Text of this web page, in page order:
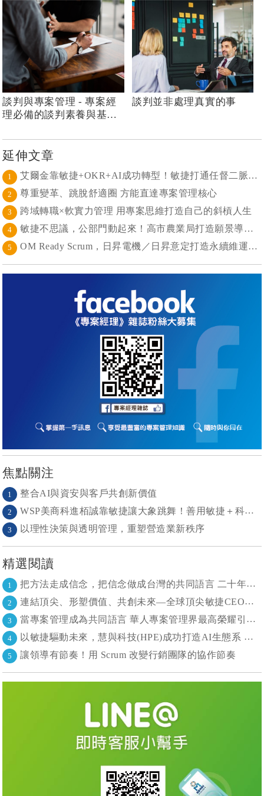
談判與專案管理 - 專案經
理必備的談判素養與基本
談判並非處理真實的事
延伸文章
1 艾爾金靠敏捷+OKR+AI成功轉型！敏捷打通任督二脈， 避免文化與流程「卡卡」導致溝通無效
2 尊重變革、跳脫舒適圈 方能直達專案管理核心
3 跨域轉職×軟實力管理 用專案思維打造自己的斜槓人生
4 敏捷不思議，公部門動起來！高市農業局打造願景導向的社區敏捷自組織
5 OM Ready Scrum，日昇電機／日昇意定打造永續維運新典範
焦點關注
1 整合AI與資安與客戶共創新價值
2 WSP美商科進栢誠靠敏捷讓大象跳舞！善用敏捷＋科技力， 大型工程也能快速迭代
3 以理性決策與透明管理，重塑營造業新秩序
精選閱讀
1 把方法走成信念，把信念做成台灣的共同語言 二十年志業，陪伴台灣走過專案管理與敏捷轉型
2 連結頂尖、形塑價值、共創未來—全球頂尖敏捷CEO聯誼會成立
3 當專案管理成為共同語言 華人專案管理界最高榮耀引領的變革時代
4 以敏捷驅動未來，慧與科技(HPE)成功打造AI生態系 大型敏捷(LeSS)海納百川，讓複雜變簡單
5 讓領導有節奏！用 Scrum 改變行銷團隊的協作節奏